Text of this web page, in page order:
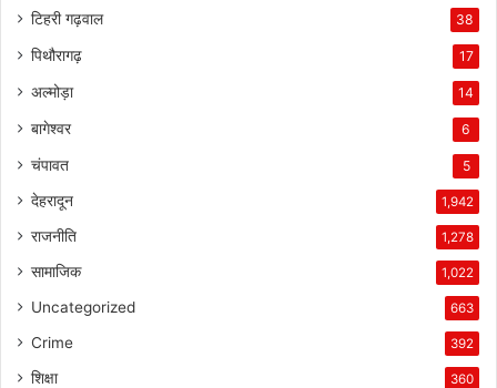
टिहरी गढ़वाल 38
पिथौरागढ़ 17
अल्मोड़ा 14
बागेश्वर 6
चंपावत 5
देहरादून 1,942
राजनीति 1,278
सामाजिक 1,022
Uncategorized 663
Crime 392
शिक्षा 360